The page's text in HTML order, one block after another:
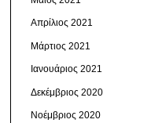
Απρίλιος 2021
Μάρτιος 2021
Ιανουάριος 2021
Δεκέμβριος 2020
Νοέμβριος 2020